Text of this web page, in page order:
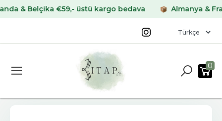
Belçika €59,- üstü kargo bedava Almanya &
0